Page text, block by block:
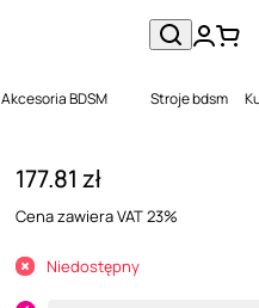
Akcesoria BDSM Stroje bdsm
177.81 zł
Cena zawiera VAT 23%
Niedostępny